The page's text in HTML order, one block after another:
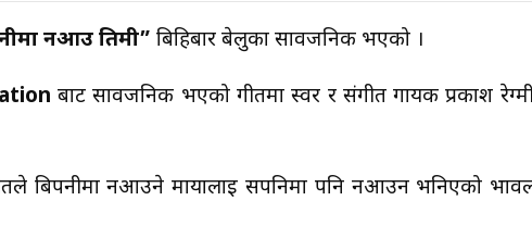
नआउ तिमी” बिहिबार बेलुका सार्वजनिक भएको ।
बाट सार्वजनिक भएको गीतमा स्वर र संगीत गायक प्रकाश
बिपनीमा नआउने मायालाई सपनिमा पनि नआउन भनिएको